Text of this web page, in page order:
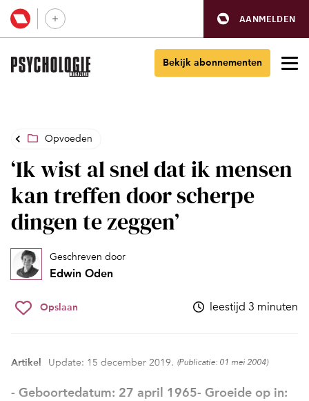
AANMELDEN
Bekijk abonnementen
Opvoeden
‘Ik wist al snel dat ik mensen
kan treffen door scherpe
dingen te zeggen’
Geschreven door
Edwin Oden
Opslaan leestijd 3 minuten
Artikel Update: 15 december 2019. (Publicatie: 01 mei 2004)
- Geboortedatum: 27 april 1965- Groeide op in: